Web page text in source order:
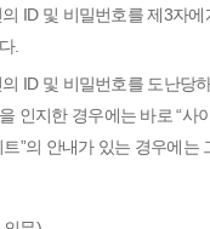
ID 및 비밀번호를 제3자에
.
ID 및 비밀번호를 도난당
인지한 경우에는 바로 “사
트”의 안내가 있는 경우에는